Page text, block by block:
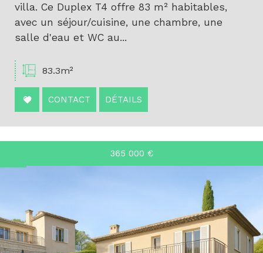
villa. Ce Duplex T4 offre 83 m² habitables,
avec un séjour/cuisine, une chambre, une
salle d'eau et WC au...
83.3m²
CONTACT DÉTAILS
365 000 €